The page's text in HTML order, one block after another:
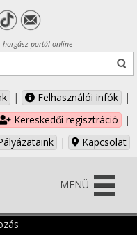
horgász portál online
| Felhasználói infók
|
Kereskedői regisztráció
|
| Kapcsolat
MENÜ